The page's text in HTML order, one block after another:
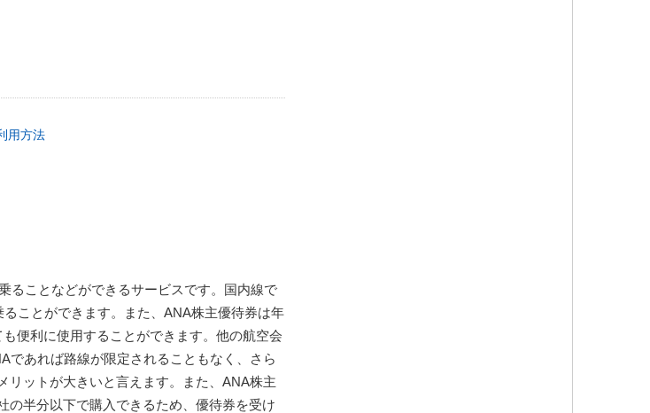
用方法
ることなどができるサービスです。国内線で
ことができます。また、ANA株主優待券は年
便利に使用することができます。他の航空会
であれば路線が限定されることもなく、さら
リットが大きいと言えます。また、ANA株主
の半分以下で購入できるため、優待券を受け